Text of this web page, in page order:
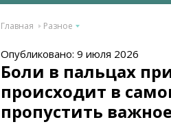
Главная Разное
Опубликовано: 9 июля 2026
Боли в пальцах
происходит в
пропустить важное